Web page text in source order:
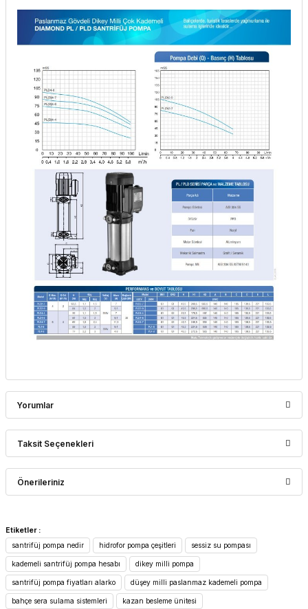
Yorumlar
Bu ürüne ilk yorumu siz yapın!
Taksit Seçenekleri
Önerileriniz
konularda yetersiz gördüğünüz noktaları öneri formunu
kullanarak tarafımıza iletebilirsiniz.
Görüş ve önerileriniz için teşekkür ederiz.
Ürün resmi kalitesiz, bozuk veya görüntülenemiyor.
Etiketler :
santrifüj pompa nedir
hidrofor pompa çeşitleri sessiz su pompası
kademeli santrifüj pompa hesabı dikey milli pompa
santrifüj pompa fiyatları alarko düşey milli paslanmaz kademeli pompa
bahçe sera sulama sistemleri kazan besleme ünitesi